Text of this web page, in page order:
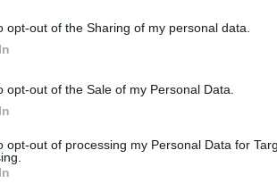
opt-out of the Sharing of my personal data.
opt-out of the Sale of my Personal Data.
opt-out of processing my Personal Data for
címezve, Zsuzsi nem jött elő. Kis biztatás
Mire ő felocsúdhatott volna, kapott
lehessen a dolgában. Persze
asztal alatt pirult, a másikat meg némi
magában, hogy soha, de soha
tartott. Ugyanis minden egyes nap
tartani, mert ki bírta volna ki, hogy